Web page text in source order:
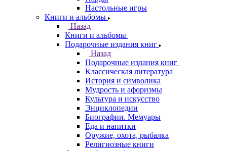
Настольные игры
Книги и альбомы
Назад
Книги и альбомы
Подарочные издания книг
Назад
Подарочные издания книг
Классическая литература
История и символика
Мудрость и афоризмы
Культура и искусство
Энциклопедии
Биографии. Мемуары
Еда и напитки
Оружие, охота, рыбалка
Религиозные книги